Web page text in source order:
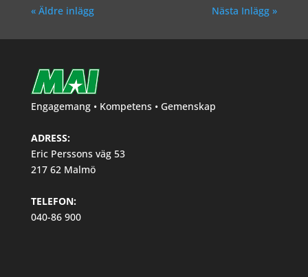
« Äldre inlägg Nästa Inlägg »
Engagemang • Kompetens • Gemenskap
ADRESS:
Eric Perssons väg 53
217 62 Malmö
TELEFON:
040-86 900